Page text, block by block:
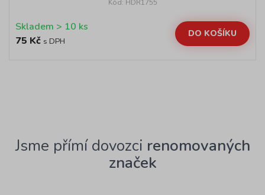
Kód: HDR1755
Skladem > 10 ks
75 Kč s DPH
DO KOŠÍKU
Jsme přímí dovozci renomovaných
značek